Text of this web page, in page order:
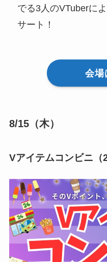
でる3人のVTuberに
サート！
会場
8/15（木）
Vアイテムコンビニ（